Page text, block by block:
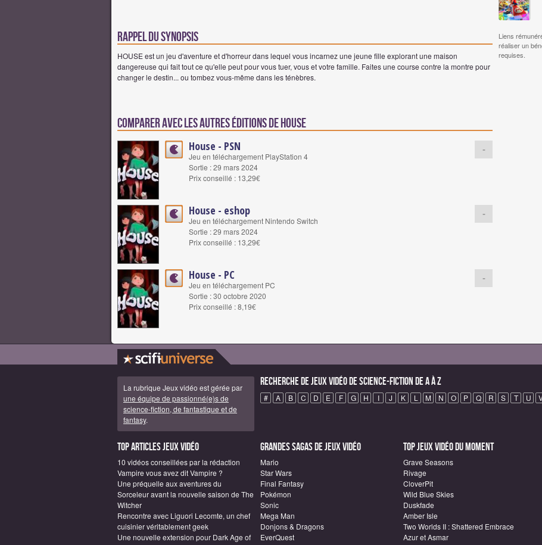
Rappel du synopsis
HOUSE est un jeu d'aventure et d'horreur dans lequel vous incarnez une jeune fille explorant une maison
dangereuse qui fait tout ce qu'elle peut pour vous tuer, vous et votre famille. Faites une course contre la montre pour
changer le destin... ou tombez vous-même dans les ténèbres.
Comparer avec les autres éditions de House
House - PSN
Jeu en téléchargement PlayStation 4
Sortie : 29 mars 2024
Prix conseillé : 13,29€
-
House - eshop
Jeu en téléchargement Nintendo Switch
Sortie : 29 mars 2024
Prix conseillé : 13,29€
-
House - PC
Jeu en téléchargement PC
Sortie : 30 octobre 2020
Prix conseillé : 8,19€
-
Liens
réaliser un
requises.
La rubrique Jeux vidéo est gérée par
une équipe de passionné(e)s de
science-fiction, de fantastique et de
fantasy.
Recherche de Jeux vidéo de science-fiction de A à Z
# A B C D E F G H I J K L M N O P Q R S T U
Top articles Jeux vidéo
10 vidéos conseillées par la rédaction
Vampire vous avez dit Vampire ?
Une préquelle aux aventures du
Sorceleur avant la nouvelle saison de The
Witcher
Rencontre avec Liguori Lecomte, un chef
cuisinier véritablement geek
Une nouvelle extension pour Dark Age of
Grandes sagas de Jeux vidéo
Mario
Star Wars
Final Fantasy
Pokémon
Sonic
Mega Man
Donjons & Dragons
EverQuest
Top Jeux vidéo du moment
Grave Seasons
Rivage
CloverPit
Wild Blue Skies
Duskfade
Amber Isle
Two Worlds II : Shattered Embrace
Azur et Asmar